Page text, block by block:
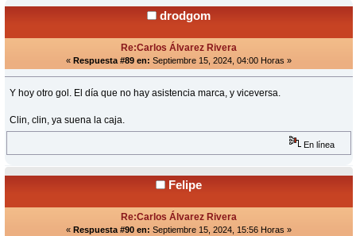
drodgom
Re:Carlos Álvarez Rivera
« Respuesta #89 en: Septiembre 15, 2024, 04:00 Horas »
Y hoy otro gol. El día que no hay asistencia marca, y viceversa.
Clin, clin, ya suena la caja.
En línea
Felipe
Re:Carlos Álvarez Rivera
« Respuesta #90 en: Septiembre 15, 2024, 15:56 Horas »